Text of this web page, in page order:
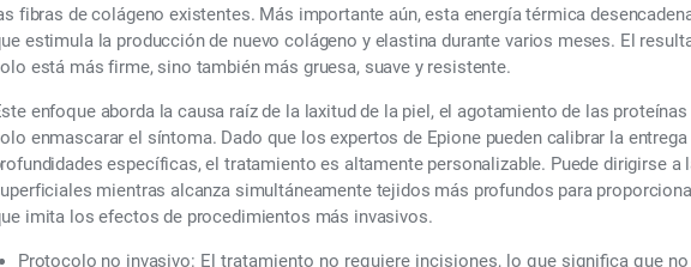
fibras de colágeno existentes. Más importante aún, esta energía térmica
estimula la producción de nuevo colágeno y elastina durante varios meses. El
está más firme, sino también más gruesa, suave y resistente.
enfoque aborda la causa raíz de la laxitud de la piel, el agotamiento de las
enmascarar el síntoma. Dado que los expertos de Epione pueden calibrar la entrega
específicas, el tratamiento es altamente personalizable. Puede dirigirse a
mientras alcanza simultáneamente tejidos más profundos para
imita los efectos de procedimientos más invasivos.
Protocolo no invasivo: El tratamiento no requiere incisiones, lo que significa que